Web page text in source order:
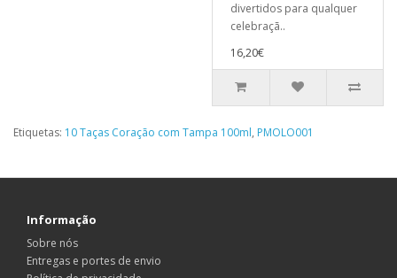
divertidos para qualquer
celebraçã..
16,20€
Etiquetas: 10 Taças Coração com Tampa 100ml, PMOLO001
Informação
Sobre nós
Entregas e portes de envio